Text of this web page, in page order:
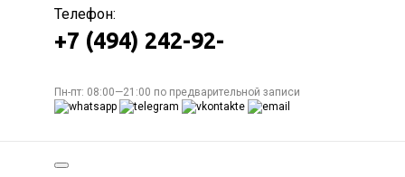
Телефон:
+7 (494) 242-92-
Пн-пт: 08:00—21:00 по предварительной записи